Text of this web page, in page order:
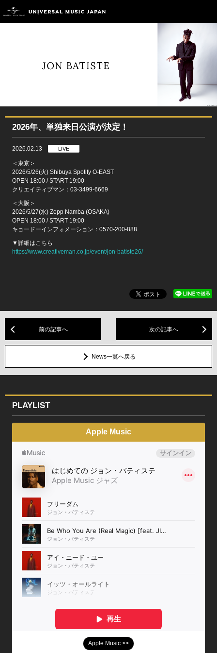
2026年、単独来日公演が決定！
2026.02.13 LIVE
＜東京＞
2026/5/26(火) Shibuya Spotify O-EAST
OPEN 18:00 / START 19:00
クリエイティブマン：03-3499-6669
＜大阪＞
2026/5/27(水) Zepp Namba (OSAKA)
OPEN 18:00 / START 19:00
キョードーインフォメーション：0570-200-888
▼詳細はこちら
https://www.creativeman.co.jp/event/jon-batiste26/
前の記事へ 次の記事へ
News一覧へ戻る
PLAYLIST
Apple Music
Apple Music >>